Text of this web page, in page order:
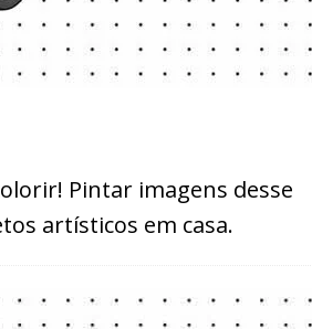
Pintar imagens desse
artísticos em casa.